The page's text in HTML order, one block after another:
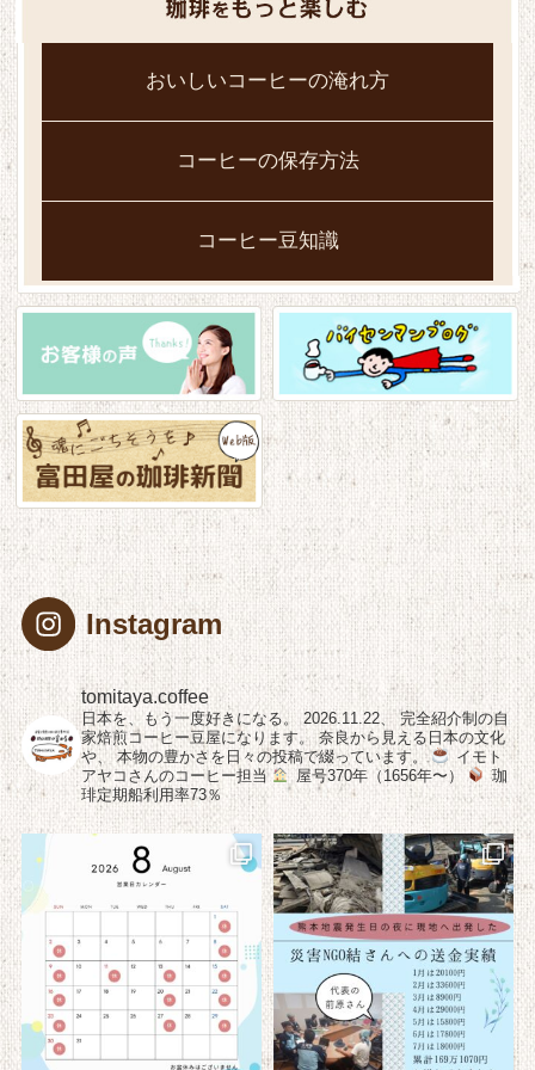
おいしいコーヒーの淹れ方
コーヒーの保存方法
コーヒー豆知識
Instagram
tomitaya.coffee
日本を、もう一度好きになる。 2026.11.22、完全紹介制の自
家焙煎コーヒー豆屋になります。 奈良から見える日本の文化
や、 本物の豊かさを日々の投稿で綴っています。
イモト
アヤコさんのコーヒー担当
屋号370年（1656年〜）
珈
琲定期船利用率73％